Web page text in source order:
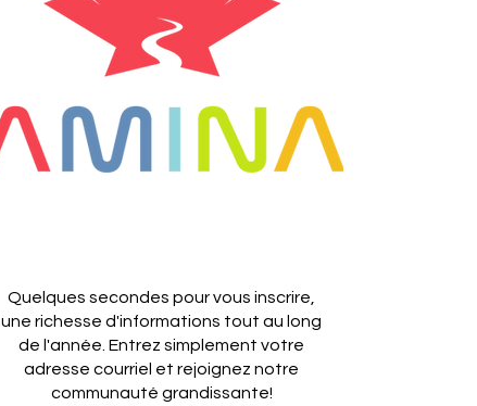
Quelques secondes pour vous inscrire,
une richesse d'informations tout au long
de l'année. Entrez simplement votre
adresse courriel et rejoignez notre
communauté grandissante!